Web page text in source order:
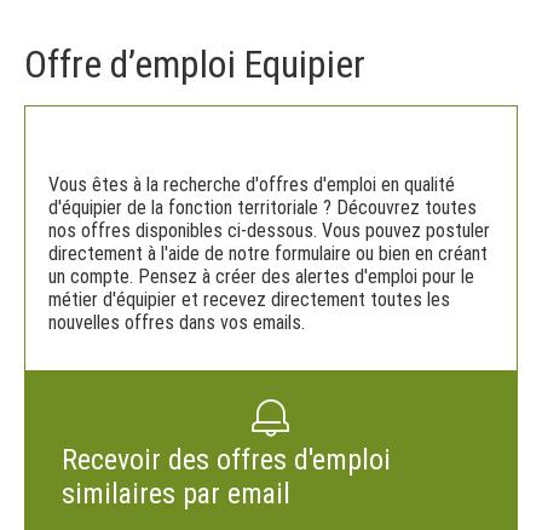
Offre d’emploi Equipier
Vous êtes à la recherche d'offres d'emploi en qualité
d'équipier de la fonction territoriale ? Découvrez toutes
nos offres disponibles ci-dessous. Vous pouvez postuler
directement à l'aide de notre formulaire ou bien en créant
un compte. Pensez à créer des alertes d'emploi pour le
métier d'équipier et recevez directement toutes les
nouvelles offres dans vos emails.
Recevoir des offres d'emploi
similaires par email